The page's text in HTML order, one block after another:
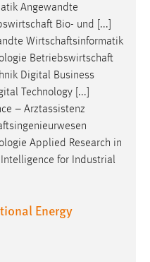
Angewandte
Bio- und [...]
Wirtschaftsinformatik
Betriebswirtschaft
Digital Business
Technology [...]
– Arztassistenz
Applied Research in
for Industrial
Energy